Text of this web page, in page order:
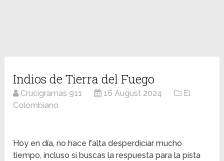
Indios de Tierra del Fuego
Crucigramas 911 16 August 2024
El
Colombiano
Hoy en día, no hace falta desperdiciar mucho
tiempo, incluso si buscas la respuesta para la pista